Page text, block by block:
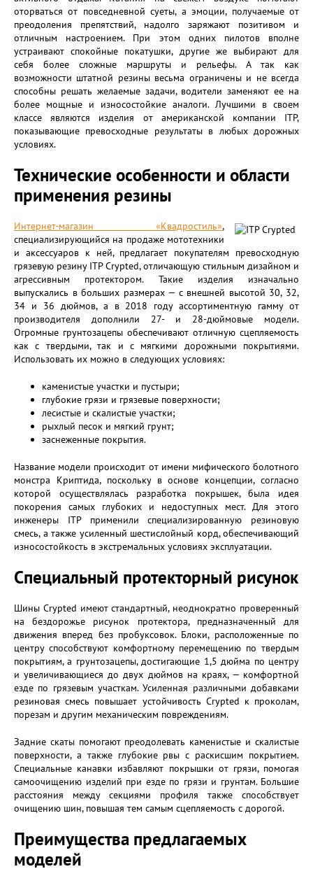
оторваться от повседневной суеты, а эмоции, получаемые от
преодоления препятствий, надолго заряжают позитивом и
отличным настроением. При этом одних пилотов вполне
устраивают спокойные покатушки, другие же выбирают для
себя более сложные маршруты и рельефы. А так как
возможности штатной резины весьма ограничены и не всегда
способны решать желаемые задачи, водители заменяют ее на
более мощные и износостойкие аналоги. Лучшими в своем
классе являются изделия от американской компании ITP,
показывающие превосходные результаты в любых дорожных
условиях.
Технические особенности и области
применения резины
Интернет-магазин «Квадростиль»,
специализирующийся на продаже мототехники
и аксессуаров к ней, предлагает покупателям превосходную
грязевую резину ITP Crypted, отличающую стильным дизайном и
агрессивным протектором. Такие изделия изначально
выпускались в больших размерах — с внешней высотой 30, 32,
34 и 36 дюймов, а в 2018 году ассортиментную гамму от
производителя дополнили 27- и 28-дюймовые модели.
Огромные грунтозацепы обеспечивают отличную сцепляемость
как с твердыми, так и с мягкими дорожными покрытиями.
Использовать их можно в следующих условиях:
каменистые участки и пустыри;
глубокие грязи и грязевые поверхности;
лесистые и скалистые участки;
рыхлый песок и мягкий грунт;
заснеженные покрытия.
Название модели происходит от имени мифического болотного
монстра Криптида, поскольку в основе концепции, согласно
которой осуществлялась разработка покрышек, была идея
покорения самых глубоких и недоступных мест. Для этого
инженеры ITP применили специализированную резиновую
смесь, а также усиленный шестислойный корд, обеспечивающий
износостойкость в экстремальных условиях эксплуатации.
Специальный протекторный рисунок
Шины Crypted имеют стандартный, неоднократно проверенный
на бездорожье рисунок протектора, предназначенный для
движения вперед без пробуксовок. Блоки, расположенные по
центру способствуют комфортному перемещению по твердым
покрытиям, а грунтозацепы, достигающие 1,5 дюйма по центру
и увеличивающиеся до двух дюймов на краях, — комфортной
езде по грязевым участкам. Усиленная различными добавками
резиновая смесь повышает устойчивость Crypted к проколам,
порезам и другим механическим повреждениям.
Задние скаты помогают преодолевать каменистые и скалистые
поверхности, а также глубокие рвы с раскисшим покрытием.
Специальные канавки избавляют покрышки от грязи, помогая
самоочищению изделий при езде по грязи и грунтам. Большие
расстояния между секциями профиля также способствует
очищению шин, повышая тем самым сцепляемость с дорогой.
Преимущества предлагаемых
моделей